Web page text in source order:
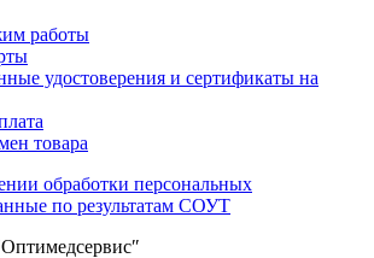
работы
удостоверения и сертификаты на
товара
обработки персональных
по результатам СОУТ